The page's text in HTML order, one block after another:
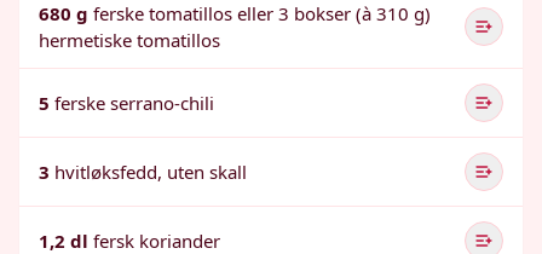
680 g ferske tomatillos eller 3 bokser (à 310 g)
hermetiske tomatillos
5 ferske serrano-chili
3 hvitløksfedd, uten skall
1,2 dl fersk koriander